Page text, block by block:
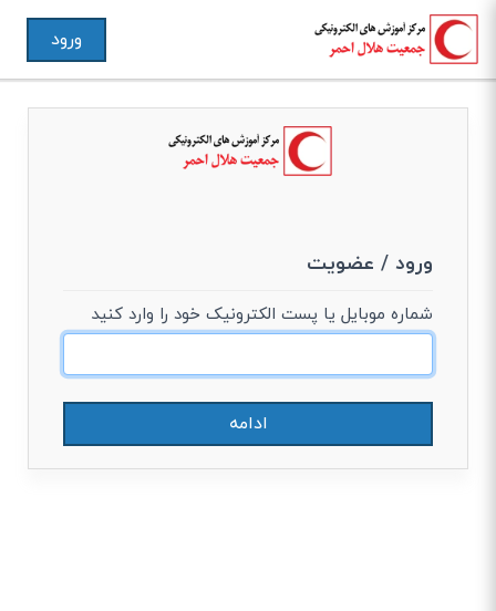
ورود
ورود / عضویت
شماره موبایل یا پست الکترونیک خود را وارد کنید
ادامه